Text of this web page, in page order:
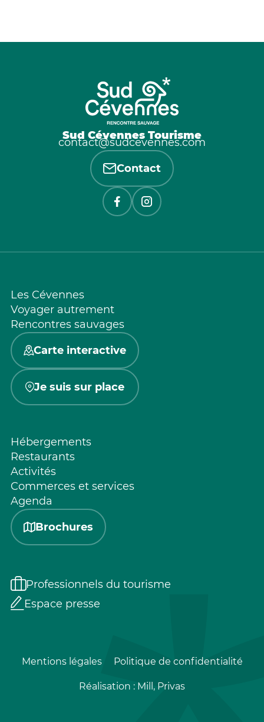
Sud Cévennes Tourisme
contact@sudcevennes.com
Contact
Les Cévennes
Voyager autrement
Rencontres sauvages
Carte interactive
Je suis sur place
Hébergements
Restaurants
Activités
Commerces et services
Agenda
Brochures
Professionnels du tourisme
Espace presse
Mentions légales Politique de confidentialité
Réalisation : Mill, Privas